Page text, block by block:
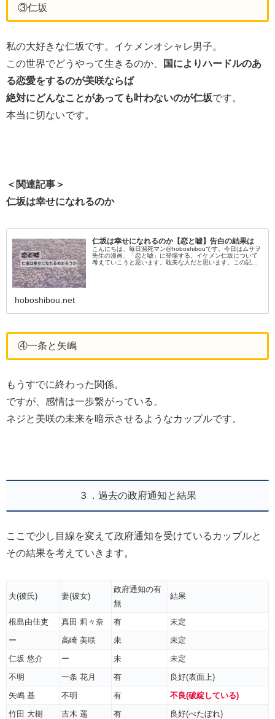
③仁坂
私の大好きな仁坂です。イケメンオシャレ男子。
この世界でどうやって生きるのか、
国によりハードルのあ
る恋愛をするのが美咲ならば
絶対にどんなことがあっても叶わないのが仁坂です。
本当に切ないです。
＜関連記事＞
仁坂は幸せになれるのか
仁坂は幸せになれるのか【恋と嘘】告白の結果は
こんにちは、毎日瀕死マン@hoboshibouです。今日はムサヲ
先生の漫画、「恋と嘘」に登場する。イケメン仁坂について
考えていこうと思います。耽美な人だと思います。この記事
hoboshibou.net
④一条と矢嶋
もうすでに終わった関係。
ですが、感情は一歩繋がっている。
ネジと美咲の未来を暗示させるようなカップルです。
３．過去の政府通知と結果
ここで少し目線を変えて政府通知を受けているカップルと
その結果を考えていきます。
夫(彼氏) 妻(彼女)
政府通知の有
無
結果
根島由佳吏 真田 莉々奈 有
未定
ー
高崎 美咲 未
未定
仁坂 悠介
ー 未
未定
不明
一条 花月 有
良好(表面上)
矢嶋 基
不明 有
不良(破綻している)
竹田 大樹
吉木 遥 有
良好(べたぼれ)